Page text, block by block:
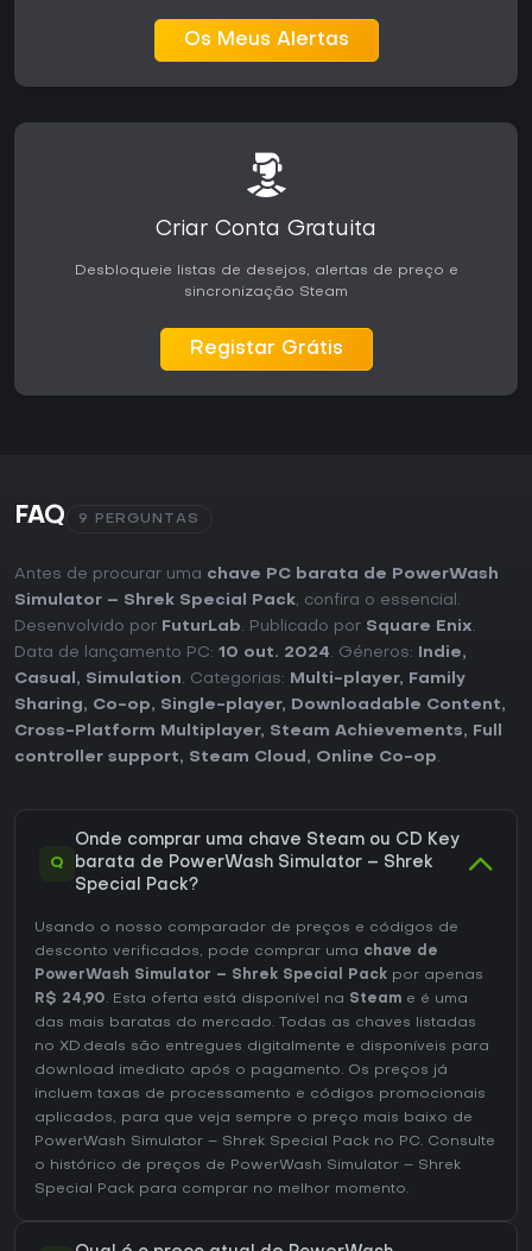
Os Meus Alertas
Criar Conta Gratuita
Desbloqueie listas de desejos, alertas de preço e
sincronização Steam
Registar Grátis
FAQ 9 PERGUNTAS
Antes de procurar uma chave PC barata de PowerWash
Simulator – Shrek Special Pack, confira o essencial.
Desenvolvido por FuturLab. Publicado por Square Enix.
Data de lançamento PC: 10 out. 2024. Géneros: Indie,
Casual , Simulation. Categorias: Multi-player,
Family
Sharing, Co-op, Single-player, Downloadable Content,
Cross-Platform Multiplayer, Steam Achievements,
Full
controller support, Steam Cloud , Online Co-op.
Q
Onde comprar uma chave Steam ou CD Key
barata de PowerWash Simulator – Shrek
Special Pack?
Usando o nosso comparador de preços e códigos de
desconto verificados, pode comprar uma chave de
PowerWash Simulator – Shrek Special Pack por apenas
R$ 24,90. Esta oferta está disponível na Steam e é uma
das mais baratas do mercado. Todas as chaves listadas
no XD.deals são entregues digitalmente e disponíveis para
download imediato após o pagamento. Os preços já
incluem taxas de processamento e códigos promocionais
aplicados, para que veja sempre o preço mais baixo de
PowerWash Simulator – Shrek Special Pack no PC. Consulte
o histórico de preços de PowerWash Simulator – Shrek
Special Pack para comprar no melhor momento.